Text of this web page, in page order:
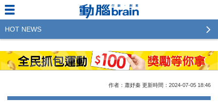
作者：蕭妤秦 更新時間：2024-07-05 18:46
HOT NEWS
2023行銷傳播傑出貢獻獎 啟動徵件！期許參賽作品
更創新及具影響力
2022行銷傳播傑出貢獻獎得獎名單揭曉，近400位行